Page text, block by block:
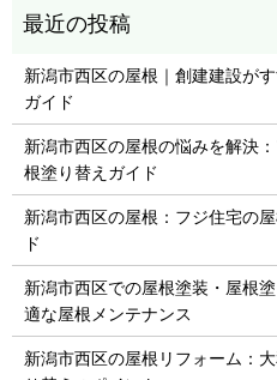
新潟市西区の屋根｜創建建設が
ガイド
新潟市西区の屋根の悩みを解決
根塗り替えガイド
新潟市西区の屋根：フジ住宅の
ド
新潟市西区での屋根塗装・屋根
適な屋根メンテナンス
新潟市西区の屋根リフォーム：